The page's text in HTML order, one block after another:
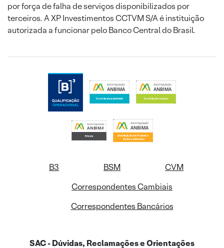
por força de falha de serviços disponibilizados por
terceiros. A XP Investimentos CCTVM S/A é instituição
autorizada a funcionar pelo Banco Central do Brasil.
B3 BSM
CVM
Correspondentes Cambiais
Correspondentes Bancários
SAC - Dúvidas, Reclamações e Orientações